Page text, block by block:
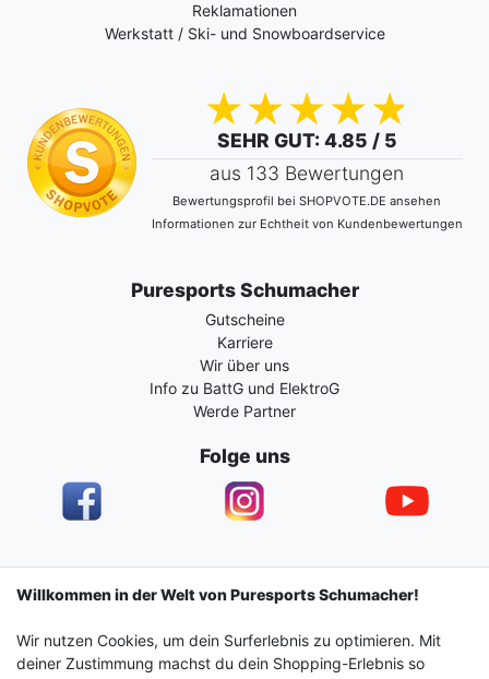
Reklamationen
Werkstatt / Ski- und Snowboardservice
SEHR GUT: 4.85 / 5
aus 133 Bewertungen
Bewertungsprofil bei SHOPVOTE.DE ansehen
Informationen zur Echtheit von Kundenbewertungen
Puresports Schumacher
Gutscheine
Karriere
Wir über uns
Info zu BattG und ElektroG
Werde Partner
Folge uns
Impressum Daten­schutz­erklärung AGB
Barrierefreiheitserklärung Widerrufs­recht
Willkommen in der Welt von Puresports Schumacher!
Wir nutzen Cookies, um dein Surferlebnis zu optimieren. Mit
deiner Zustimmung machst du dein Shopping-Erlebnis so